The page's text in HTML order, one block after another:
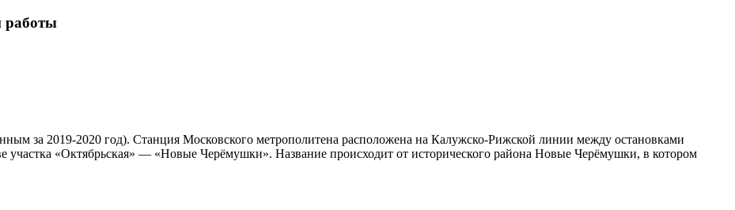
работы
за 2019-2020 год). Станция Московского метрополитена расположена на Калужско-Рижской линии между остановками
участка «Октябрьская» — «Новые Черёмушки». Название происходит от исторического района Новые Черёмушки, в котором